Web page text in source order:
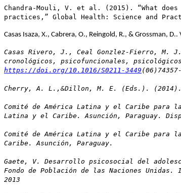
Chandra-Mouli, V. et al. (2015). “What
practices,” Global Health: Science and
Casas Isaza, X., Cabrera, O., Reingold, R., & Grossman,
Casas Rivero, J., Ceal Gonzlez-Fierro, M.
cronológicos, psicofuncionales, psicológicos
https://doi.org/10.1016/S0211-3449
Cherry, A. L.,&Dillon, M. E. (Eds.). (2014).
Comité de América Latina y el Caribe para
Latina y el Caribe. Asunción, Paraguay.
Comité de América Latina y el Caribe para
Caribe. Asunción, Paraguay.
Gaete, V. Desarrollo psicosocial del
Fondo de Población de las Naciones
2013